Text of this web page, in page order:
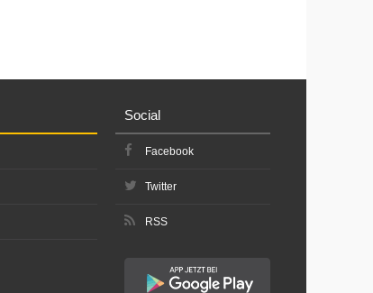
Social
Facebook
Twitter
RSS